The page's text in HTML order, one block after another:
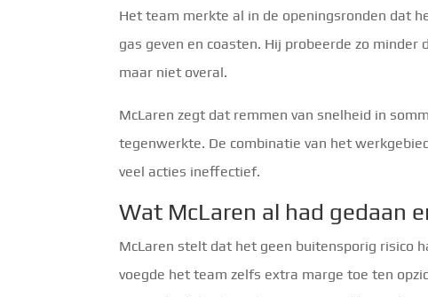
Het team merkte al in de openingsronden dat
gas geven en coasten. Hij probeerde zo
maar niet overal.
McLaren zegt dat remmen van snelheid in
tegenwerkte. De combinatie van het
veel acties ineffectief.
Wat McLaren al had gedaan
McLaren stelt dat het geen buitensporig risico
voegde het team zelfs extra marge toe ten